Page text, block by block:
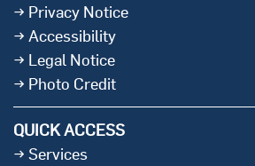
Privacy Notice
Accessibility
Legal Notice
Photo Credit
QUICK ACCESS
Services